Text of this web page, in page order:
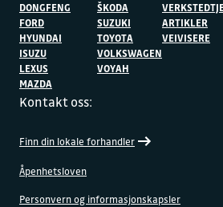
DONGFENG
FORD
HYUNDAI
ISUZU
LEXUS
MAZDA
ŠKODA
SUZUKI
TOYOTA
VOLKSWAGEN
VOYAH
ARTIKLER
VEIVISERE
Kontakt oss:
Finn din lokale forhandler
Åpenhetsloven
Personvern og informasjonskapsler